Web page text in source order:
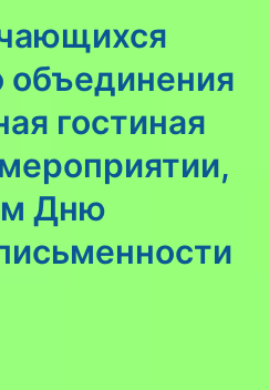
объединения
гостиная
Дню